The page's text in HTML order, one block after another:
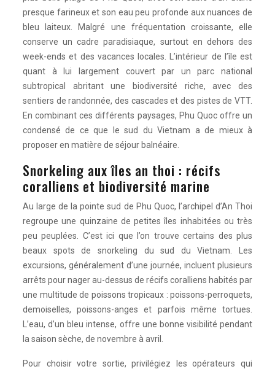
presque farineux et son eau peu profonde aux nuances de
bleu laiteux. Malgré une fréquentation croissante, elle
conserve un cadre paradisiaque, surtout en dehors des
week-ends et des vacances locales. L’intérieur de l’île est
quant à lui largement couvert par un parc national
subtropical abritant une biodiversité riche, avec des
sentiers de randonnée, des cascades et des pistes de VTT.
En combinant ces différents paysages, Phu Quoc offre un
condensé de ce que le sud du Vietnam a de mieux à
proposer en matière de séjour balnéaire.
Snorkeling aux îles an thoi : récifs
coralliens et biodiversité marine
Au large de la pointe sud de Phu Quoc, l’archipel d’An Thoi
regroupe une quinzaine de petites îles inhabitées ou très
peu peuplées. C’est ici que l’on trouve certains des plus
beaux spots de snorkeling du sud du Vietnam. Les
excursions, généralement d’une journée, incluent plusieurs
arrêts pour nager au-dessus de récifs coralliens habités par
une multitude de poissons tropicaux : poissons-perroquets,
demoiselles, poissons-anges et parfois même tortues.
L’eau, d’un bleu intense, offre une bonne visibilité pendant
la saison sèche, de novembre à avril.
Pour choisir votre sortie, privilégiez les opérateurs qui